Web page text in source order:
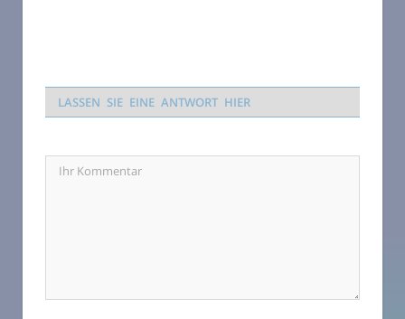
LASSEN SIE EINE ANTWORT HIER